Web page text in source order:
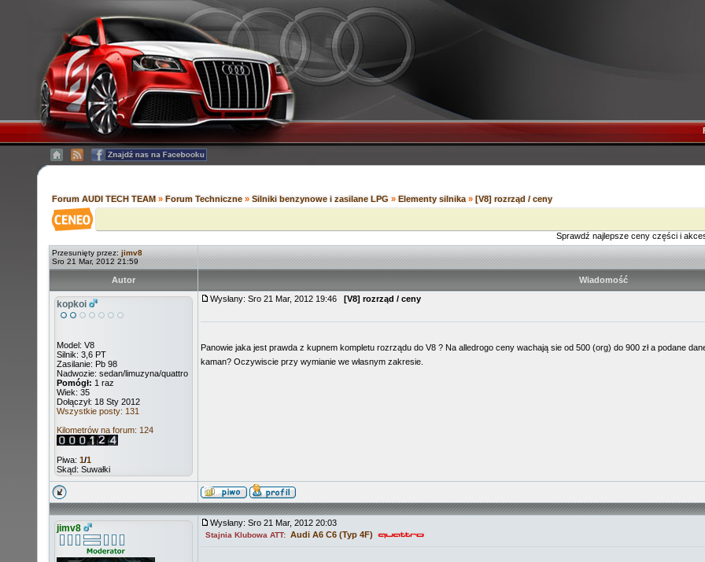
Forum AUDI TECH TEAM » Forum Techniczne » Silniki benzynowe i zasilane LPG » Elementy silnika » [V8] rozrząd / ceny
Sprawdź najlepsze ceny części i
Przesunięty przez: jimv8
Sro 21 Mar, 2012 21:59
Autor Wiadomość
kopkoi
Model: V8
Silnik: 3,6 PT
Zasilanie: Pb 98
Nadwozie: sedan/limuzyna/quattro
Pomógł: 1 raz
Wiek: 35
Dołączył: 18 Sty 2012
Wszystkie posty: 131
Kilometrów na forum: 124
Piwa: 1/1
Skąd: Suwałki
Wysłany: Sro 21 Mar, 2012 19:46 [V8] rozrząd / ceny
Panowie jaka jest prawda z kupnem kompletu rozrządu do V8 ? Na alledrogo ceny wachają sie od 500 (org) do 900 zł a podane
kaman? Oczywiscie przy wymianie we własnym zakresie.
jimv8 Wysłany: Sro 21 Mar, 2012 20:03
Stajnia Klubowa ATT: Audi A6 C6 (Typ 4F)